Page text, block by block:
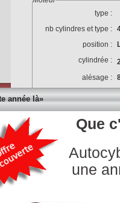
et
type :
nb cylindres et type :
position :
cylindrée :
alésage :
rapport volumétrique :
puissance max :
couple max :
puissance fiscale :
culasse :
année là»
Que
une